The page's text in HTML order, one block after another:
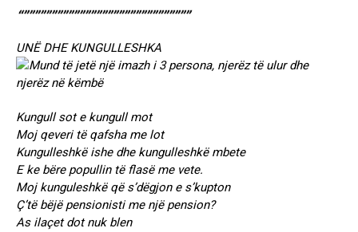
“””””””””””””””””””””””””””””””
UNË DHE KUNGULLESHKA
Kungull sot e kungull mot
Moj qeveri të qafsha me lot
Kungulleshkë ishe dhe kungulleshkë mbete
E ke bëre popullin të flasë me vete.
Moj kunguleshkë që s’dëgjon e s’kupton
Ç’të bëjë pensionisti me një pension?
As ilaçet dot nuk blen